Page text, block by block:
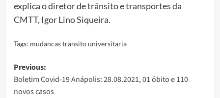
explica o diretor de trânsito e transportes da
CMTT, Igor Lino Siqueira.
Tags: mudancas transito universitaria
Post
navigation
Previous:
Boletim Covid-19 Anápolis: 28.08.2021, 01 óbito e 110
novos casos